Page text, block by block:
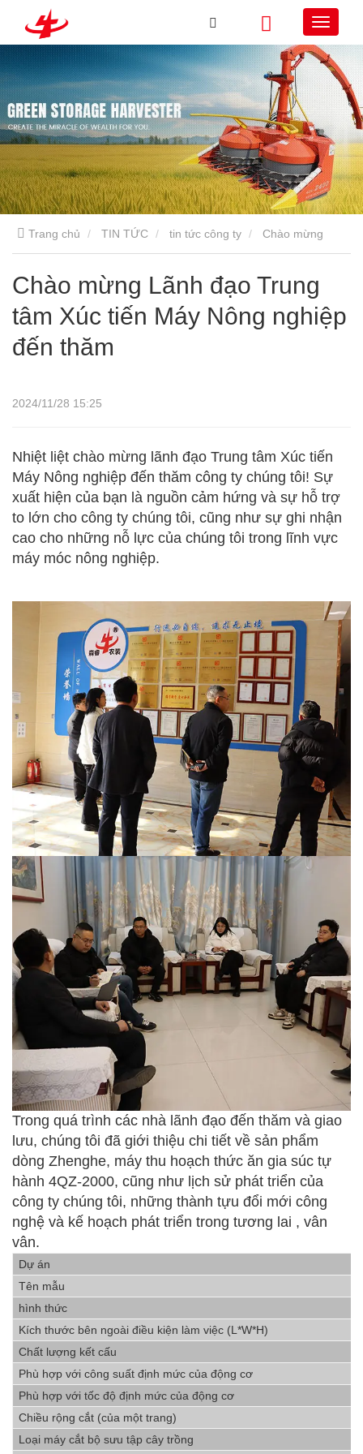
Trang chủ TIN TỨC tin tức công ty
Lãnh đạo Trung tâm Xúc tiến Máy Nông nghiệp đến thăm
Chào mừng Lãnh đạo Trung
tâm Xúc tiến Máy Nông nghiệp
đến thăm
2024/11/28 15:25
Nhiệt liệt chào mừng lãnh đạo Trung tâm Xúc tiến
Máy Nông nghiệp đến thăm công ty chúng tôi! Sự
xuất hiện của bạn là nguồn cảm hứng và sự hỗ trợ
to lớn cho công ty chúng tôi, cũng như sự ghi nhận
cao cho những nỗ lực của chúng tôi trong lĩnh vực
máy móc nông nghiệp.
Trong quá trình các nhà lãnh đạo đến thăm và giao
lưu, chúng tôi đã giới thiệu chi tiết về sản phẩm
dòng Zhenghe, máy thu hoạch thức ăn gia súc tự
hành 4QZ-2000, cũng như lịch sử phát triển của
công ty chúng tôi, những thành tựu đổi mới công
nghệ và kế hoạch phát triển trong tương lai , vân
vân.
Dự án
Tên mẫu
hình thức
Kích thước bên ngoài điều kiện làm việc (L*W*H)
Chất lượng kết cấu
Phù hợp với công suất định mức của động cơ
Phù hợp với tốc độ định mức của động cơ
Chiều rộng cắt (của một trang)
Loại máy cắt bộ sưu tập cây trồng